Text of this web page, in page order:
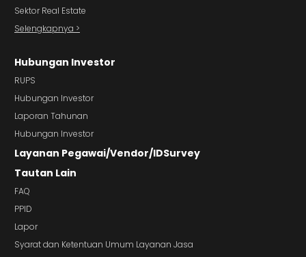
Sektor Real Estate
Selengkapnya >
Hubungan Investor
RUPS
Hubungan Investor
Laporan Tahunan
Hubungan Investor
Layanan Pegawai/Vendor/IDSurvey
Tautan Lain
FAQ
PPID
Lapor
Syarat dan Ketentuan Umum Layanan Jasa